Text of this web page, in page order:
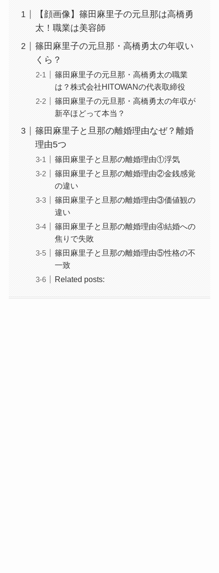
【顔画像】篠田麻里子の元旦那は高橋勇
太！職業は美容師
篠田麻里子の元旦那・高橋勇太の年収い
くら？
篠田麻里子の元旦那・高橋勇太の職業
は？株式会社HITOWANの代表取締役
篠田麻里子の元旦那・高橋勇太の年収が
新卒ほどって本当？
篠田麻里子と旦那の離婚理由なぜ？離婚
理由5つ
篠田麻里子と旦那の離婚理由①浮気
篠田麻里子と旦那の離婚理由②金銭感覚
の違い
篠田麻里子と旦那の離婚理由③価値観の
違い
篠田麻里子と旦那の離婚理由④結婚への
焦りで失敗
篠田麻里子と旦那の離婚理由⑤性格の不
一致
Related posts: